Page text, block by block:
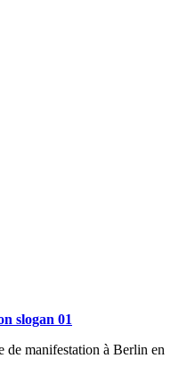
slogan 01
de manifestation à Berlin en